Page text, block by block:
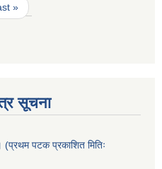
»
सूचना
पटक प्रकाशित मितिः